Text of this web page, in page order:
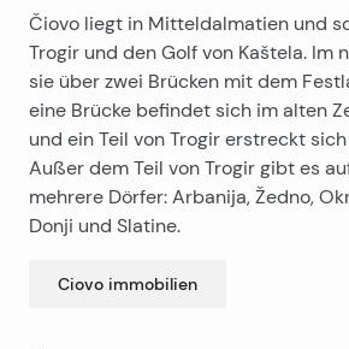
Čiovo liegt in Mitteldalmatien und
Trogir und den Golf von Kaštela. Im
sie über zwei Brücken mit dem
eine Brücke befindet sich im alten
und ein Teil von Trogir erstreckt
Außer dem Teil von Trogir gibt es
mehrere Dörfer: Arbanija, Žedno,
Donji und Slatine.
Ciovo immobilien